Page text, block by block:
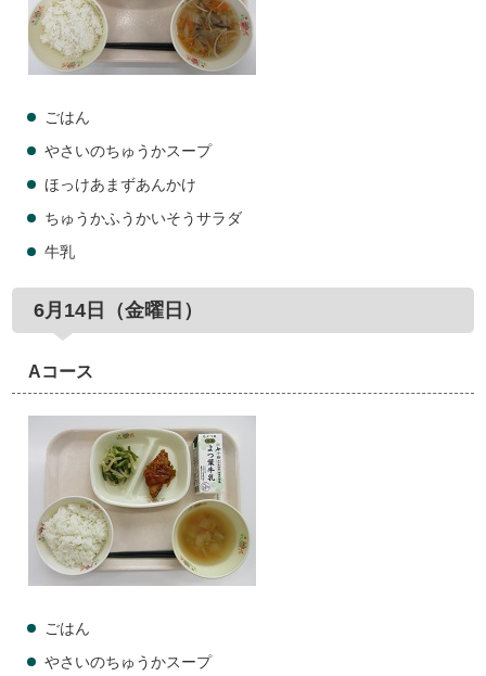
ごはん
やさいのちゅうかスープ
ほっけあまずあんかけ
ちゅうかふうかいそうサラダ
牛乳
6月14日（金曜日）
Aコース
ごはん
やさいのちゅうかスープ